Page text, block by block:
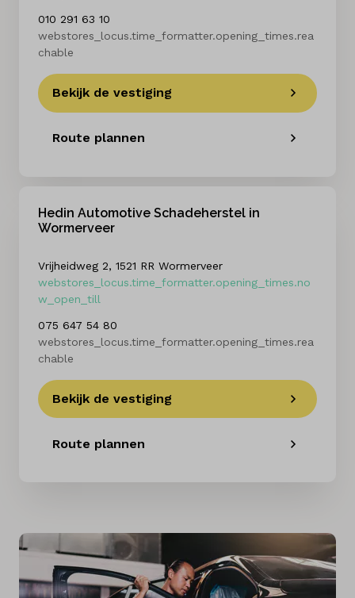
010 291 63 10
webstores_locus.time_formatter.opening_times.rea
chable
Bekijk de vestiging
Route plannen
Hedin Automotive Schadeherstel in
Wormerveer
Vrijheidweg 2, 1521 RR Wormerveer
webstores_locus.time_formatter.opening_times.no
w_open_till
075 647 54 80
webstores_locus.time_formatter.opening_times.rea
chable
Bekijk de vestiging
Route plannen